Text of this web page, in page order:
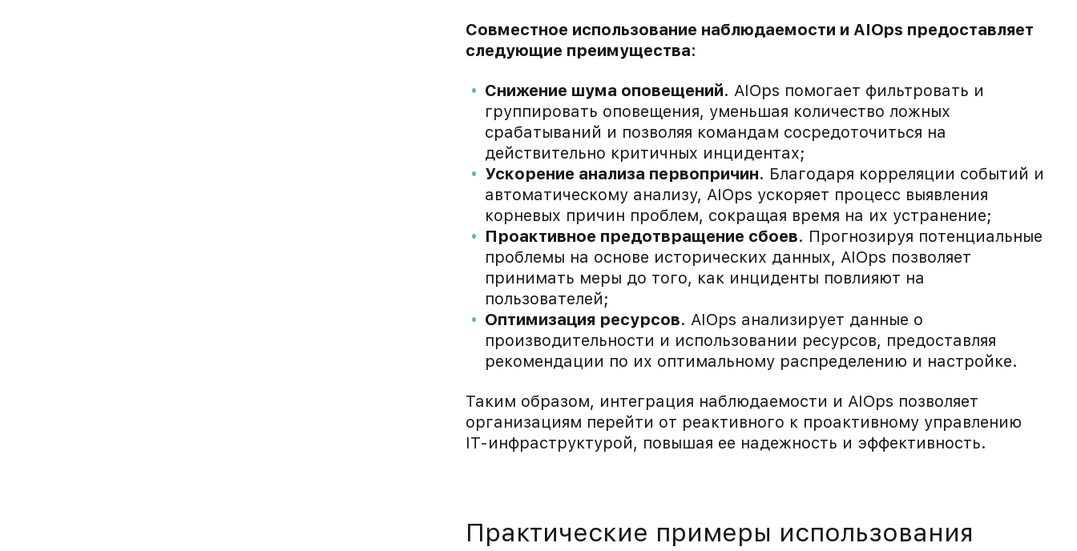
Совместное использование наблюдаемости и AIOps предоставляет
следующие преимущества:
Снижение шума оповещений. AIOps помогает фильтровать и
группировать оповещения, уменьшая количество ложных
срабатываний и позволяя командам сосредоточиться на
действительно критичных инцидентах;
Ускорение анализа первопричин. Благодаря корреляции событий и
автоматическому анализу, AIOps ускоряет процесс выявления
корневых причин проблем, сокращая время на их устранение;
Проактивное предотвращение сбоев. Прогнозируя потенциальные
проблемы на основе исторических данных, AIOps позволяет
принимать меры до того, как инциденты повлияют на
пользователей;
Оптимизация ресурсов. AIOps анализирует данные о
производительности и использовании ресурсов, предоставляя
рекомендации по их оптимальному распределению и настройке.
Таким образом, интеграция наблюдаемости и AIOps позволяет
организациям перейти от реактивного к проактивному управлению
IT-инфраструктурой, повышая ее надежность и эффективность.
Практические примеры использования